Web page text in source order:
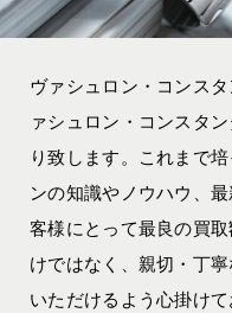
ヴァシュロン・コンス
ァシュロン・コンスタ
り致します。これまで
ンの知識やノウハウ、
客様にとって最良の買
けではなく、親切・丁
いただけるよう心掛け